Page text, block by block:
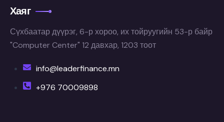
Хаяг
Сүхбаатар дүүрэг, 6-р хороо, их тойруугийн 53-р байр
"Computer Center" 12 давхар, 1203 тоот
info@leaderfinance.mn
+976 70009898